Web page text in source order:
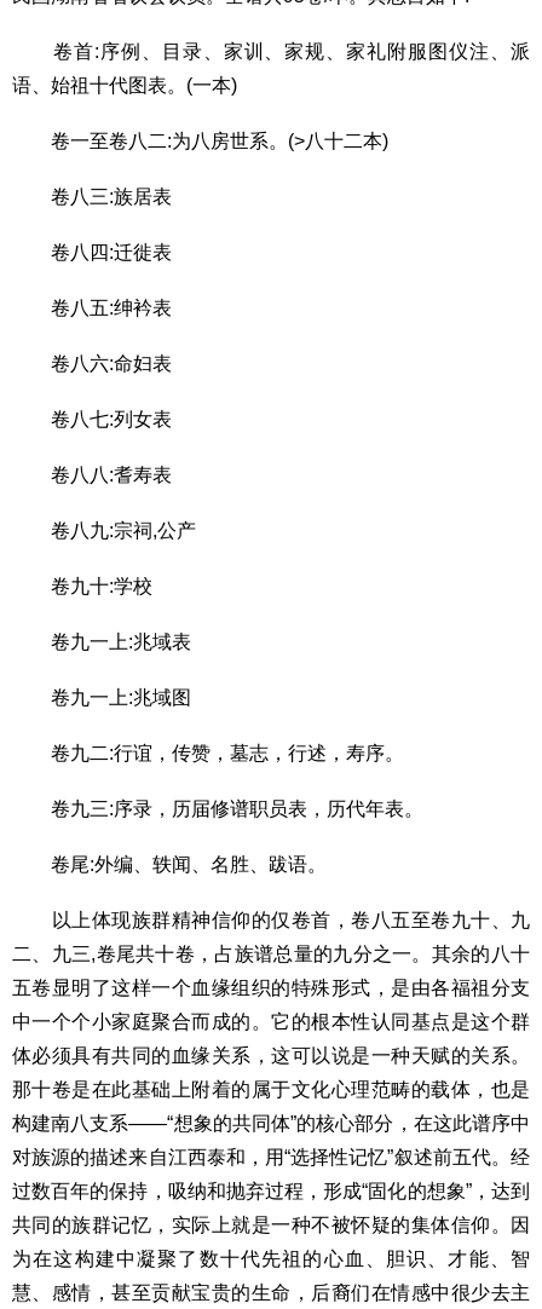
卷首:序例、目录、家训、家规、家礼附服图仪注、派
语、始祖十代图表。(一本)
卷一至卷八二:为八房世系。(>八十二本)
卷八三:族居表
卷八四:迁徙表
卷八五:绅衿表
卷八六:命妇表
卷八七:列女表
卷八八:耆寿表
卷八九:宗祠,公产
卷九十:学校
卷九一上:兆域表
卷九一上:兆域图
卷九二:行谊，传赞，墓志，行述，寿序。
卷九三:序录，历届修谱职员表，历代年表。
卷尾:外编、轶闻、名胜、跋语。
以上体现族群精神信仰的仅卷首，卷八五至卷九十、九
二、九三,卷尾共十卷，占族谱总量的九分之一。其余的八十
五卷显明了这样一个血缘组织的特殊形式，是由各福祖分支
中一个个小家庭聚合而成的。它的根本性认同基点是这个群
体必须具有共同的血缘关系，这可以说是一种天赋的关系。
那十卷是在此基础上附着的属于文化心理范畴的载体，也是
构建南八支系——“想象的共同体”的核心部分，在这此谱序中
对族源的描述来自江西泰和，用“选择性记忆”叙述前五代。经
过数百年的保持，吸纳和抛弃过程，形成“固化的想象”，达到
共同的族群记忆，实际上就是一种不被怀疑的集体信仰。因
为在这构建中凝聚了数十代先祖的心血、胆识、才能、智
慧、感情，甚至贡献宝贵的生命，后裔们在情感中很少去主